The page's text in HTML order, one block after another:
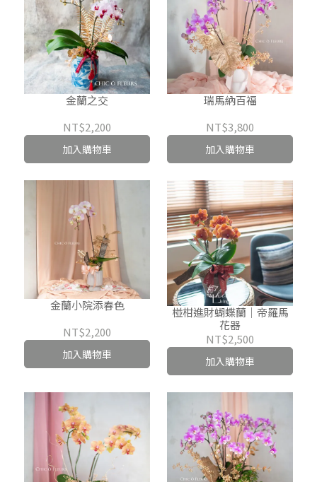
金蘭之交
NT$2,200
加入購物車
瑞馬納百福
NT$3,800
加入購物車
金蘭小院添春色
NT$2,200
加入購物車
椪柑進財蝴蝶蘭｜帝羅馬
花器
NT$2,500
加入購物車